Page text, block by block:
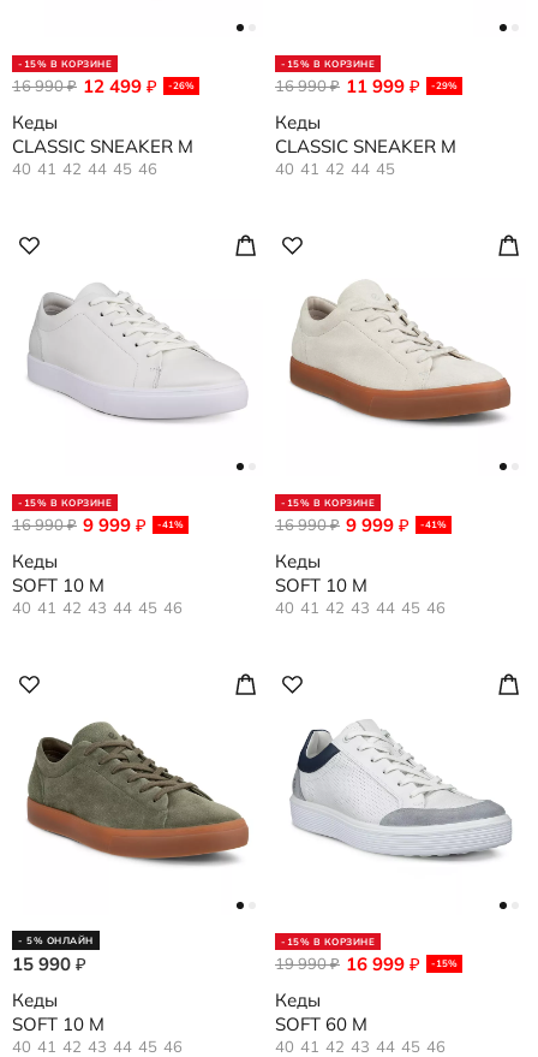
-15% В КОРЗИНЕ
12 499 ₽ -26%
16 990₽
Кеды
CLASSIC SNEAKER M
40 41 42 44 45 46
-15% В КОРЗИНЕ
11 999 ₽ -29%
16 990₽
Кеды
CLASSIC SNEAKER M
40 41 42 44 45
-15% В КОРЗИНЕ
9 999 ₽ -41%
16 990₽
Кеды
SOFT 10 M
40 41 42 43 44 45 46
-15% В КОРЗИНЕ
9 999 ₽ -41%
16 990₽
Кеды
SOFT 10 M
40 41 42 43 44 45 46
- 5% ОНЛАЙН
15 990 ₽
Кеды
SOFT 10 M
40 41 42 43 44 45 46
-15% В КОРЗИНЕ
16 999 ₽ -15%
19 990₽
Кеды
SOFT 60 M
40 41 42 43 44 45 46